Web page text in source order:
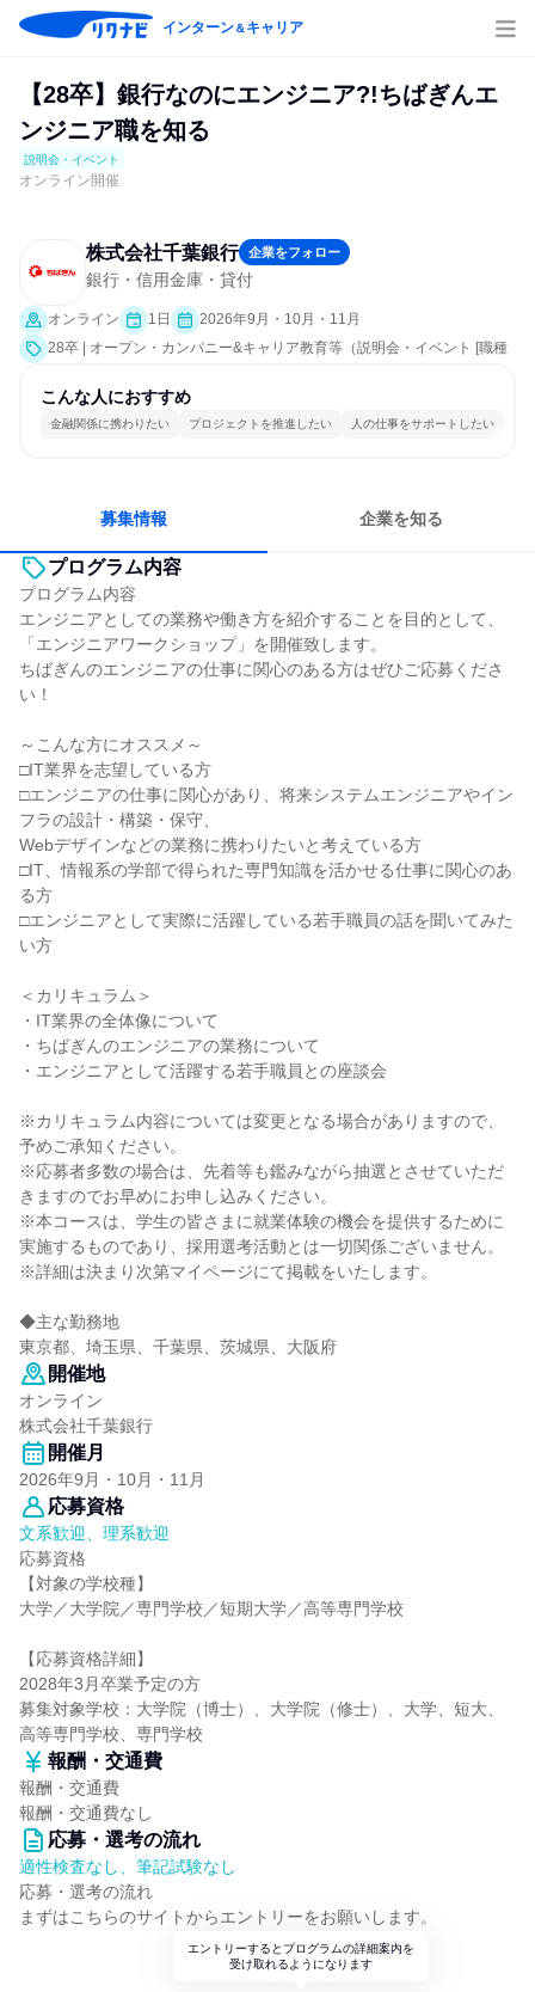
インターン＆キャリア
【28卒】銀行なのにエンジニア?!ちばぎんエ
ンジニア職を知る
説明会・イベント
オンライン開催
株式会社千葉銀行 企業をフォロー
銀行・信用金庫・貸付
オンライン 1日
2026年9月・10月・11月
28卒 | オープン・カンパニー&キャリア教育等（説明会・イベント [職種
こんな人におすすめ
金融関係に携わりたい プロジェクトを推進したい 人の仕事をサポートしたい
募集情報 企業を知る
プログラム内容
プログラム内容
エンジニアとしての業務や働き方を紹介することを目的として、
「エンジニアワークショップ」を開催致します。
ちばぎんのエンジニアの仕事に関心のある方はぜひご応募くださ
い！
～こんな方にオススメ～
□IT業界を志望している方
□エンジニアの仕事に関心があり、将来システムエンジニアやイン
フラの設計・構築・保守、
Webデザインなどの業務に携わりたいと考えている方
□IT、情報系の学部で得られた専門知識を活かせる仕事に関心のあ
る方
□エンジニアとして実際に活躍している若手職員の話を聞いてみた
い方
＜カリキュラム＞
・IT業界の全体像について
・ちばぎんのエンジニアの業務について
・エンジニアとして活躍する若手職員との座談会
※カリキュラム内容については変更となる場合がありますので、
予めご承知ください。
※応募者多数の場合は、先着等も鑑みながら抽選とさせていただ
きますのでお早めにお申し込みください。
※本コースは、学生の皆さまに就業体験の機会を提供するために
実施するものであり、採用選考活動とは一切関係ございません。
※詳細は決まり次第マイページにて掲載をいたします。
◆主な勤務地
東京都、埼玉県、千葉県、茨城県、大阪府
開催地
オンライン
株式会社千葉銀行
開催月
2026年9月・10月・11月
応募資格
文系歓迎、理系歓迎
応募資格
【対象の学校種】
大学／大学院／専門学校／短期大学／高等専門学校
【応募資格詳細】
2028年3月卒業予定の方
募集対象学校：大学院（博士）、大学院（修士）、大学、短大、
高等専門学校、専門学校
報酬・交通費
報酬・交通費
報酬・交通費なし
応募・選考の流れ
適性検査なし、筆記試験なし
応募・選考の流れ
まずはこちらのサイトからエントリーをお願いします。
エントリーするとプログラムの詳細案内を
受け取れるようになります